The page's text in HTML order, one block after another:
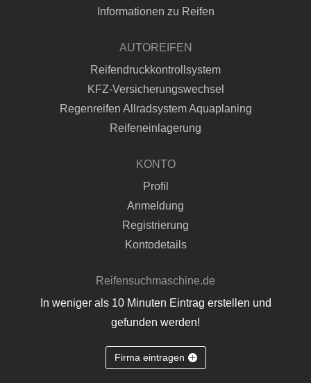
Informationen zu Reifen
AUTOREIFEN
Reifendruckkontrollsystem
KFZ-Versicherungswechsel
Regenreifen Allradsystem Aquaplaning
Reifeneinlagerung
KONTO
Profil
Anmeldung
Registrierung
Kontodetails
Reifensuchmaschine.de
In weniger als 10 Minuten Eintrag erstellen und
gefunden werden!
Firma eintragen